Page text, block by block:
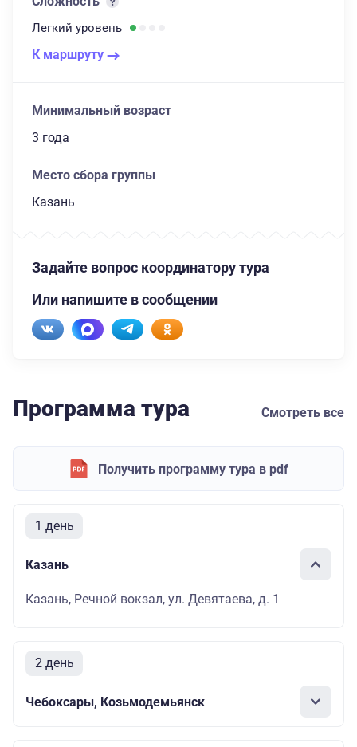
Легкий уровень
К маршруту
Минимальный возраст
3 года
Место сбора группы
Казань
Задайте вопрос координатору тура
Или напишите в сообщении
Программа тура Смотреть все
Получить программу тура в pdf
1 день
Казань
Казань, Речной вокзал, ул. Девятаева, д. 1
2 день
Чебоксары, Козьмодемьянск